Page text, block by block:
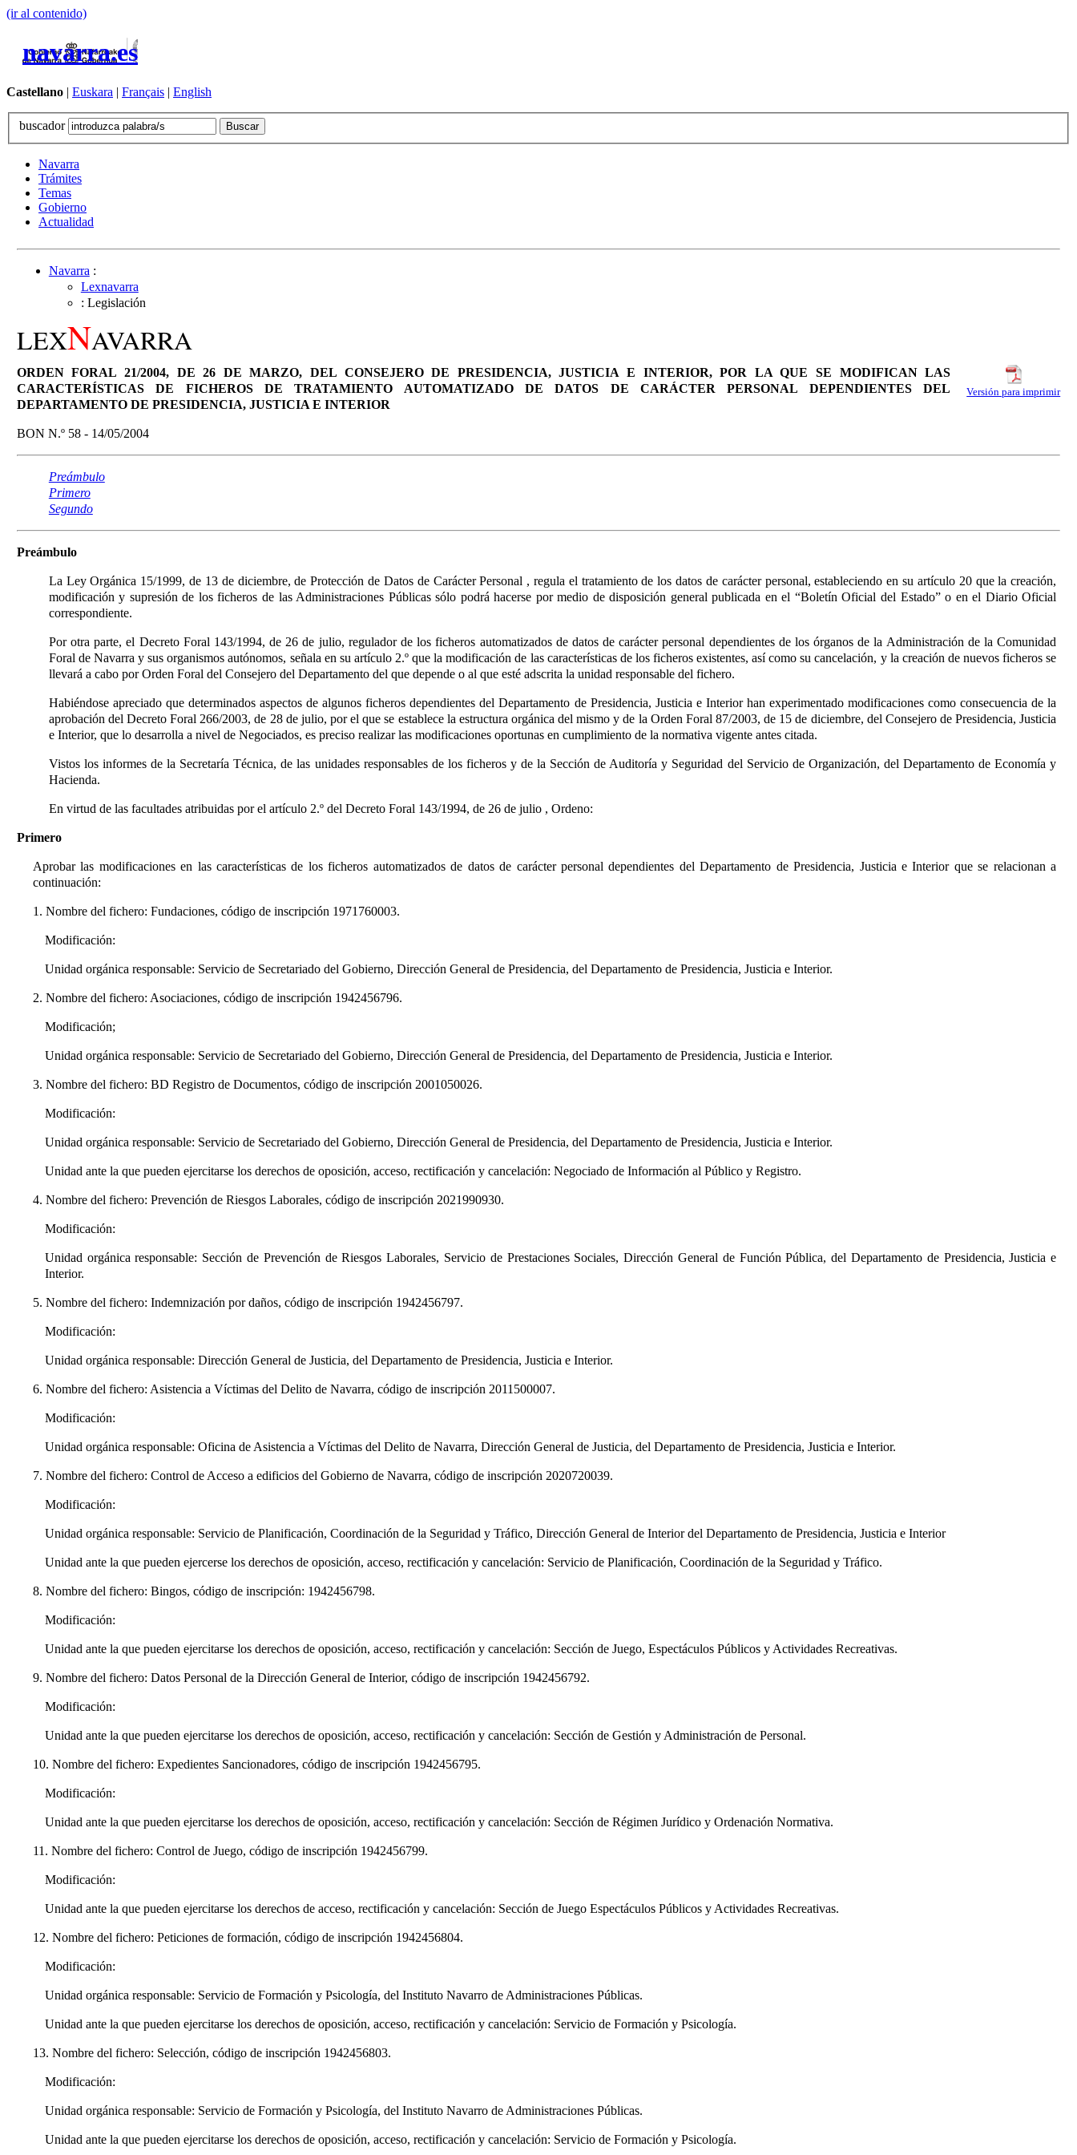
(ir al contenido)
navarra.es
Castellano | Euskara | Français | English
buscador
Navarra
Trámites
Temas
Gobierno
Actualidad
Navarra:
Lexnavarra
: Legislación
LEXNAVARRA
Versión para imprimir
ORDEN FORAL 21/2004, DE 26 DE MARZO, DEL CONSEJERO DE PRESIDENCIA, JUSTICIA E INTERIOR, POR LA QUE SE MODIFICAN LAS
CARACTERÍSTICAS DE FICHEROS DE TRATAMIENTO AUTOMATIZADO DE DATOS DE CARÁCTER PERSONAL DEPENDIENTES DEL
DEPARTAMENTO DE PRESIDENCIA, JUSTICIA E INTERIOR
BON N.º 58 - 14/05/2004
Preámbulo
Primero
Segundo
Preámbulo
La Ley Orgánica 15/1999, de 13 de diciembre, de Protección de Datos de Carácter Personal , regula el tratamiento de los datos de carácter personal, estableciendo en su artículo 20 que la creación,
modificación y supresión de los ficheros de las Administraciones Públicas sólo podrá hacerse por medio de disposición general publicada en el “Boletín Oficial del Estado” o en el Diario Oficial
correspondiente.
Por otra parte, el Decreto Foral 143/1994, de 26 de julio, regulador de los ficheros automatizados de datos de carácter personal dependientes de los órganos de la Administración de la Comunidad
Foral de Navarra y sus organismos autónomos, señala en su artículo 2.ºque la modificación de las características de los ficheros existentes, así como su cancelación, y la creación de nuevos ficheros se
llevará a cabo por Orden Foral del Consejero del Departamento del que depende o al que esté adscrita la unidad responsable del fichero.
Habiéndose apreciado que determinados aspectos de algunos ficheros dependientes del Departamento de Presidencia, Justicia e Interior han experimentado modificaciones como consecuencia de la
aprobación del Decreto Foral 266/2003, de 28 de julio, por el que se establece la estructura orgánica del mismo y de la Orden Foral 87/2003, de 15 de diciembre, del Consejero de Presidencia, Justicia
e Interior, que lo desarrolla a nivel de Negociados, es preciso realizar las modificaciones oportunas en cumplimiento de la normativa vigente antes citada.
Vistos los informes de la Secretaría Técnica, de las unidades responsables de los ficheros y de la Sección de Auditoría y Seguridad del Servicio de Organización, del Departamento de Economía y
Hacienda.
En virtud de las facultades atribuidas por el artículo 2.º del Decreto Foral 143/1994, de 26 de julio , Ordeno:
Primero
Aprobar las modificaciones en las características de los ficheros automatizados de datos de carácter personal dependientes del Departamento de Presidencia, Justicia e Interior que se relacionan a
continuación:
1. Nombre del fichero: Fundaciones, código de inscripción 1971760003.
Modificación:
Unidad orgánica responsable: Servicio de Secretariado del Gobierno, Dirección General de Presidencia, del Departamento de Presidencia, Justicia e Interior.
2. Nombre del fichero: Asociaciones, código de inscripción 1942456796.
Modificación;
Unidad orgánica responsable: Servicio de Secretariado del Gobierno, Dirección General de Presidencia, del Departamento de Presidencia, Justicia e Interior.
3. Nombre del fichero: BD Registro de Documentos, código de inscripción 2001050026.
Modificación:
Unidad orgánica responsable: Servicio de Secretariado del Gobierno, Dirección General de Presidencia, del Departamento de Presidencia, Justicia e Interior.
Unidad ante la que pueden ejercitarse los derechos de oposición, acceso, rectificación y cancelación: Negociado de Información al Público y Registro.
4. Nombre del fichero: Prevención de Riesgos Laborales, código de inscripción 2021990930.
Modificación:
Unidad orgánica responsable: Sección de Prevención de Riesgos Laborales, Servicio de Prestaciones Sociales, Dirección General de Función Pública, del Departamento de Presidencia, Justicia e
Interior.
5. Nombre del fichero: Indemnización por daños, código de inscripción 1942456797.
Modificación:
Unidad orgánica responsable: Dirección General de Justicia, del Departamento de Presidencia, Justicia e Interior.
6. Nombre del fichero: Asistencia a Víctimas del Delito de Navarra, código de inscripción 2011500007.
Modificación:
Unidad orgánica responsable: Oficina de Asistencia a Víctimas del Delito de Navarra, Dirección General de Justicia, del Departamento de Presidencia, Justicia e Interior.
7. Nombre del fichero: Control de Acceso a edificios del Gobierno de Navarra, código de inscripción 2020720039.
Modificación:
Unidad orgánica responsable: Servicio de Planificación, Coordinación de la Seguridad y Tráfico, Dirección General de Interior del Departamento de Presidencia, Justicia e Interior
Unidad ante la que pueden ejercerse los derechos de oposición, acceso, rectificación y cancelación: Servicio de Planificación, Coordinación de la Seguridad y Tráfico.
8. Nombre del fichero: Bingos, código de inscripción: 1942456798.
Modificación:
Unidad ante la que pueden ejercitarse los derechos de oposición, acceso, rectificación y cancelación: Sección de Juego, Espectáculos Públicos y Actividades Recreativas.
9. Nombre del fichero: Datos Personal de la Dirección General de Interior, código de inscripción 1942456792.
Modificación:
Unidad ante la que pueden ejercitarse los derechos de oposición, acceso, rectificación y cancelación: Sección de Gestión y Administración de Personal.
10. Nombre del fichero: Expedientes Sancionadores, código de inscripción 1942456795.
Modificación:
Unidad ante la que pueden ejercitarse los derechos de oposición, acceso, rectificación y cancelación: Sección de Régimen Jurídico y Ordenación Normativa.
11. Nombre del fichero: Control de Juego, código de inscripción 1942456799.
Modificación:
Unidad ante la que pueden ejercitarse los derechos de acceso, rectificación y cancelación: Sección de Juego Espectáculos Públicos y Actividades Recreativas.
12. Nombre del fichero: Peticiones de formación, código de inscripción 1942456804.
Modificación:
Unidad orgánica responsable: Servicio de Formación y Psicología, del Instituto Navarro de Administraciones Públicas.
Unidad ante la que pueden ejercitarse los derechos de oposición, acceso, rectificación y cancelación: Servicio de Formación y Psicología.
13. Nombre del fichero: Selección, código de inscripción 1942456803.
Modificación:
Unidad orgánica responsable: Servicio de Formación y Psicología, del Instituto Navarro de Administraciones Públicas.
Unidad ante la que pueden ejercitarse los derechos de oposición, acceso, rectificación y cancelación: Servicio de Formación y Psicología.